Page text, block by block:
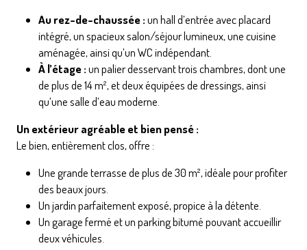
Au rez-de-chaussée :un hall d’entrée avec placard
intégré, un spacieux salon/séjour lumineux, une cuisine
aménagée, ainsi qu’un WC indépendant.
À l’étage :un palier desservant trois chambres, dont une
de plus de 14 m², et deux équipées de dressings, ainsi
qu’une salle d’eau moderne.
Un extérieur agréable et bien pensé :
Le bien, entièrement clos, offre :
Une grande terrasse de plus de 30 m², idéale pour profiter
des beaux jours.
Un jardin parfaitement exposé, propice à la détente.
Un garage fermé et un parking bitumé pouvant accueillir
deux véhicules.